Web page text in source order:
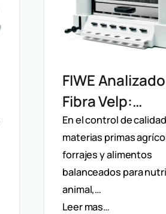
FIWE
Fibra Velp:
Determinación
Fibra Bruta,
ADF En
Piensos
En el control de
materias primas
forrajes y alimentos
balanceados para
animal,…
Leer mas…